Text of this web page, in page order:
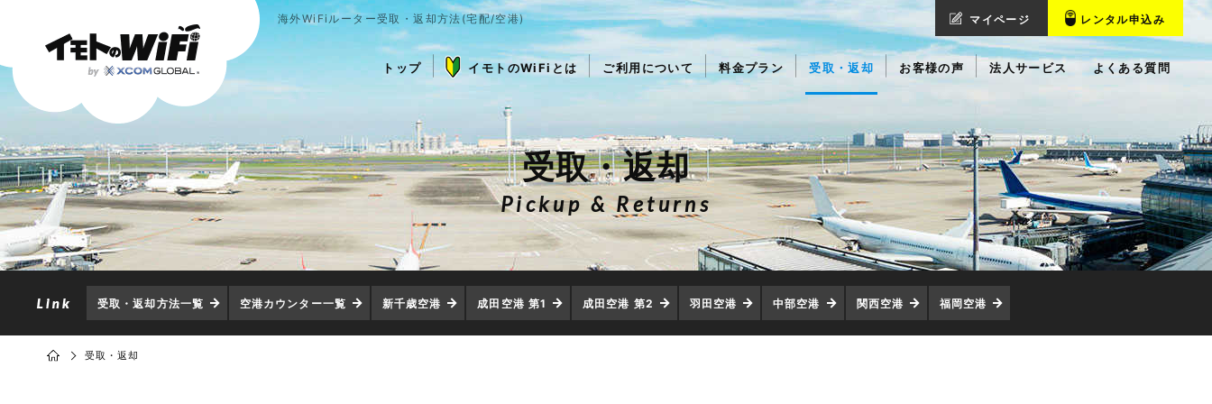
海外WiFiルーター受取・返却方法(宅配/空港) マイページ レンタル申込み
トップ イモトのWiFiとは ご利用について 料金プラン 受取・返却 お客様の声 法人サービス よくある質問
受取・返却
Pickup & Returns
受取・返却方法一覧 空港カウンター一覧 新千歳空港 成田空港 第1 成田空港 第2 羽田空港 中部空港 関西空港 福岡空港
受取・返却